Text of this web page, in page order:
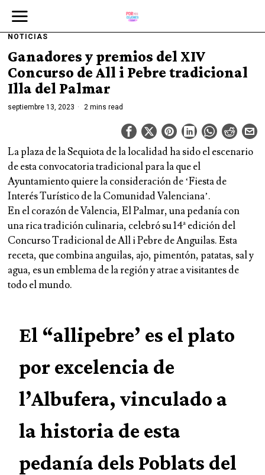
NOTICIAS
Ganadores y premios del XIV
Concurso de All i Pebre tradicional
Illa del Palmar
septiembre 13, 2023 2 mins read
La plaza de la Sequiota de la localidad ha sido el escenario
de esta convocatoria tradicional para la que el
Ayuntamiento quiere la consideración de ‘Fiesta de
Interés Turístico de la Comunidad Valenciana’.
En el corazón de Valencia, El Palmar, una pedanía con
una rica tradición culinaria, celebró su 14ª edición del
Concurso Tradicional de All i Pebre de Anguilas. Esta
receta, que combina anguilas, ajo, pimentón, patatas, sal y
agua, es un emblema de la región y atrae a visitantes de
todo el mundo.
El “allipebre’ es el plato
por excelencia de
l’Albufera, vinculado a
la historia de esta
pedanía dels Poblats del